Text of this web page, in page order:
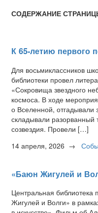
СОДЕРЖАНИЕ
К 65-летию первого
Для восьмиклассников
библиотеки провел
«Сокровища звездного
космоса. В ходе
о Вселенной,
складывали разорванный
созвездия. Провели […]
14 апреля, 2026 →
«Баюн Жигулей и
Центральная
Жигулей и Волги» в